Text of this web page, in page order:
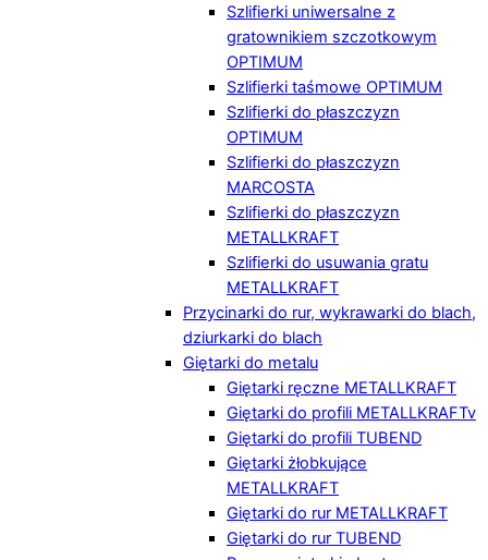
Szlifierki uniwersalne z
gratownikiem szczotkowym
OPTIMUM
Szlifierki taśmowe OPTIMUM
Szlifierki do płaszczyzn
OPTIMUM
Szlifierki do płaszczyzn
MARCOSTA
Szlifierki do płaszczyzn
METALLKRAFT
Szlifierki do usuwania gratu
METALLKRAFT
Przycinarki do rur, wykrawarki do blach,
dziurkarki do blach
Giętarki do metalu
Giętarki ręczne METALLKRAFT
Giętarki do profili METALLKRAFTv
Giętarki do profili TUBEND
Giętarki żłobkujące
METALLKRAFT
Giętarki do rur METALLKRAFT
Giętarki do rur TUBEND